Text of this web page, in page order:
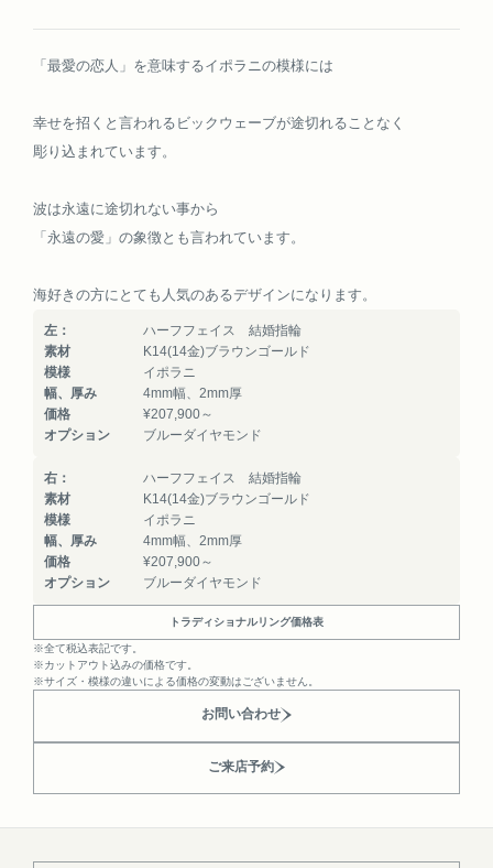
「最愛の恋人」を意味するイポラニの模様には
幸せを招くと言われるビックウェーブが途切れることなく
彫り込まれています。
波は永遠に途切れない事から
「永遠の愛」の象徴とも言われています。
海好きの方にとても人気のあるデザインになります。
左：
ハーフフェイス 結婚指輪
素材
K14(14金)ブラウンゴールド
模様
イポラニ
幅、厚み
4mm幅、2mm厚
価格
¥207,900～
オプション
ブルーダイヤモンド
右：
ハーフフェイス 結婚指輪
素材
K14(14金)ブラウンゴールド
模様
イポラニ
幅、厚み
4mm幅、2mm厚
価格
¥207,900～
オプション
ブルーダイヤモンド
トラディショナルリング価格表
※全て税込表記です。
※カットアウト込みの価格です。
※サイズ・模様の違いによる価格の変動はございません。
お問い合わせ
ご来店予約